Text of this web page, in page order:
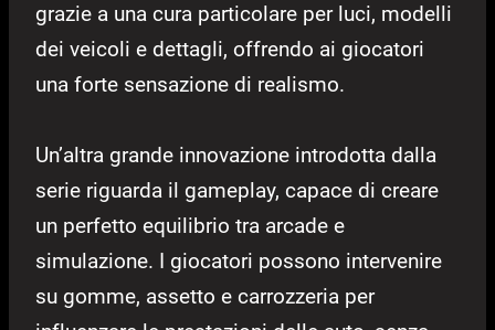
grazie a una cura particolare per luci, modelli
dei veicoli e dettagli, offrendo ai giocatori
una forte sensazione di realismo.
Un’altra grande innovazione introdotta dalla
serie riguarda il gameplay, capace di creare
un perfetto equilibrio tra arcade e
simulazione. I giocatori possono intervenire
su gomme, assetto e carrozzeria per